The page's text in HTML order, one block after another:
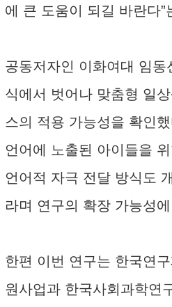
에 큰 도움이 되길 바란다”
공동저자인 이화여대 임동
식에서 벗어나 맞춤형 일
스의 적용 가능성을 확인
언어에 노출된 아이들을
언어적 자극 전달 방식도
라며 연구의 확장 가능성
한편 이번 연구는 한국연
원사업과 한국사회과학연